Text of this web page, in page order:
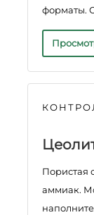
форматы.
Пористая
аммиак.